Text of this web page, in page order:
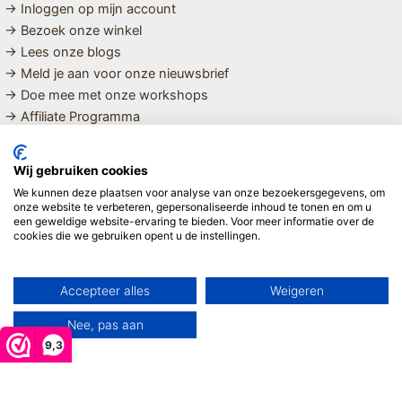
9,3
→ Inloggen op mijn account
→ Bezoek onze winkel
→ Lees onze blogs
→ Meld je aan voor onze nieuwsbrief
→ Doe mee met onze workshops
→ Affiliate Programma
MET LIEFDE SAMENGESTELDE
BIOLOGISCHE EN DUURZAME PRODUCTEN VOOR HET HELE
GEZIN
Wij gebruiken cookies
We kunnen deze plaatsen voor analyse van onze bezoekersgegevens, om
onze website te verbeteren, gepersonaliseerde inhoud te tonen en om u
een geweldige website-ervaring te bieden. Voor meer informatie over de
cookies die we gebruiken opent u de instellingen.
Accepteer alles Weigeren
Nee, pas aan